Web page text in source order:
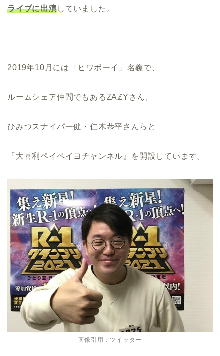
ライブに出演していました。
2019年10月には「ヒワボーイ」名義で、
ルームシェア仲間でもあるZAℤYさん、
ひみつスナイパー健・仁木恭平さんらと
『大喜利ペイペイヨチャンネル』を開設しています。
画像引用：ツイッター